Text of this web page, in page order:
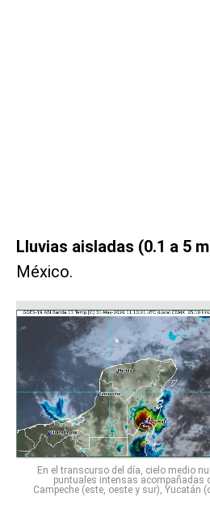
Lluvias aisladas (0.1 a 5
México.
En el transcurso del día, cielo medio
puntuales intensas acompañadas
Campeche (este, oeste y sur), Yucatán